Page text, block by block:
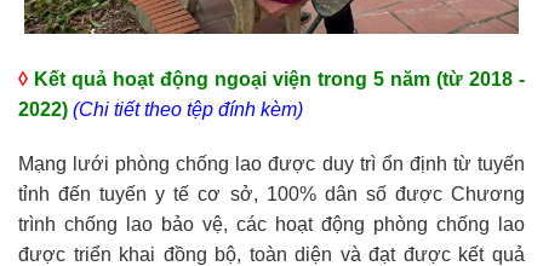
◊ Kết quả hoạt động ngoại viện trong 5 năm (từ 2018 -
2022) (Chi tiết theo tệp đính kèm)
Mạng lưới phòng chống lao được duy trì ổn định từ tuyến
tỉnh đến tuyến y tế cơ sở, 100% dân số được Chương
trình chống lao bảo vệ, các hoạt động phòng chống lao
được triển khai đồng bộ, toàn diện và đạt được kết quả